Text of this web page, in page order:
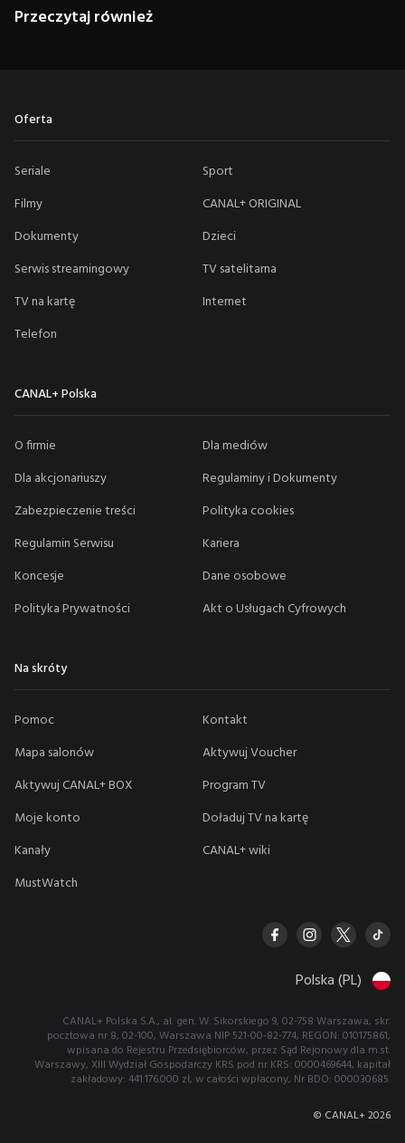
Przeczytaj również
Oferta
Seriale
Sport
Filmy
CANAL+ ORIGINAL
Dokumenty
Dzieci
Serwis streamingowy
TV satelitarna
TV na kartę
Internet
Telefon
CANAL+ Polska
O firmie
Dla mediów
Dla akcjonariuszy
Regulaminy i Dokumenty
Zabezpieczenie treści
Polityka cookies
Regulamin Serwisu
Kariera
Koncesje
Dane osobowe
Polityka Prywatności
Akt o Usługach Cyfrowych
Na skróty
Pomoc
Kontakt
Mapa salonów
Aktywuj Voucher
Aktywuj CANAL+ BOX
Program TV
Moje konto
Doładuj TV na kartę
Kanały
CANAL+ wiki
MustWatch
Polska (PL)
CANAL+ Polska S.A., al. gen. W. Sikorskiego 9, 02-758 Warszawa, skr.
pocztowa nr 8, 02-100, Warszawa NIP 521-00-82-774, REGON: 010175861,
wpisana do Rejestru Przedsiębiorców, przez Sąd Rejonowy dla m.st.
Warszawy, XIII Wydział Gospodarczy KRS pod nr KRS: 0000469644, kapitał
zakładowy: 441.176.000 zł, w całości wpłacony, Nr BDO: 000030685.
© CANAL+2026